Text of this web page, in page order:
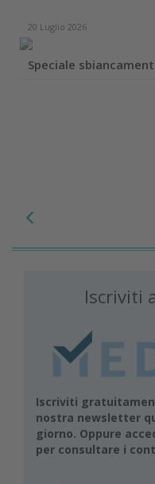
20 Luglio 2026
Speciale
Iscriviti
Iscriviti
nostra newsletter
giorno. Oppure
per consultare i